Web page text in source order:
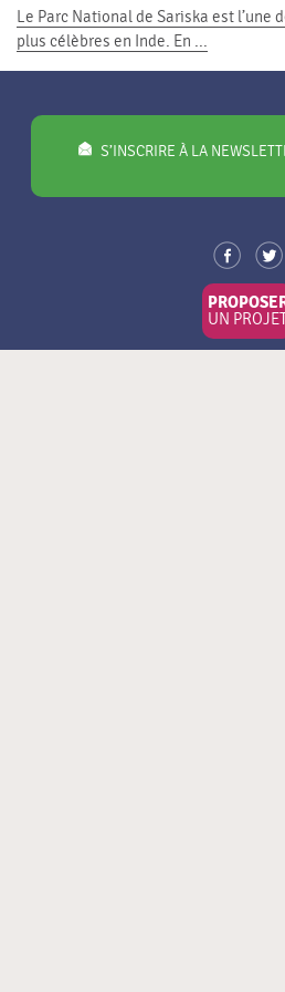
Le Parc National de Sariska est l’une
plus célèbres en Inde. En ...
S’INSCRIRE À LA
UN